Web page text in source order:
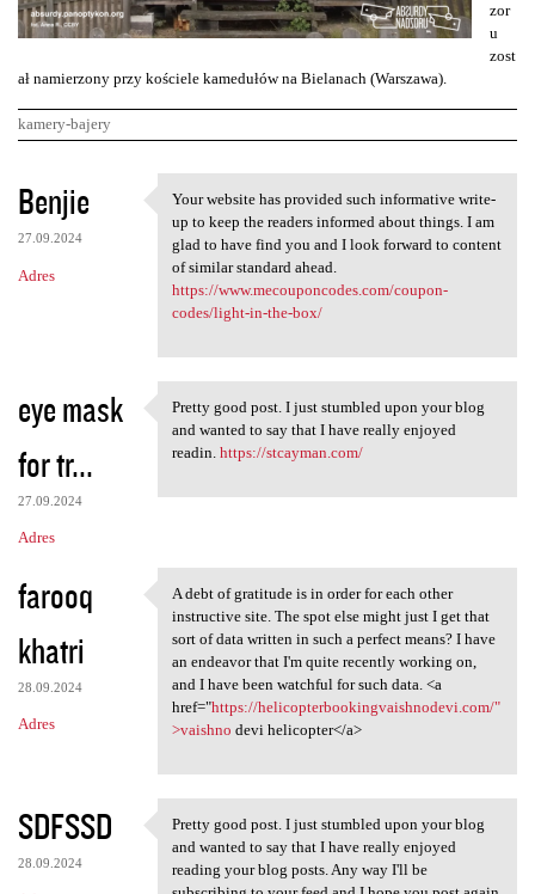
zor
u
zost
ał namierzony przy kościele kamedułów na Bielanach (Warszawa).
kamery-bajery
K
o
m
e
r
z
e
Benjie
27.09.2024
Adres
Your website has provided
Your website has provided such informative write-
up to keep the readers informed about things. I am
glad to have find you and I look forward to content
of similar standard ahead.
https://www.mecouponcodes.com/coupon-
codes/light-in-the-box/
eye mask
for tr...
27.09.2024
Adres
Pretty good post. I just
Pretty good post. I just stumbled upon your blog
and wanted to say that I have really enjoyed
readin. https://stcayman.com/
farooq
khatri
28.09.2024
Adres
A debt of gratitude is in
A debt of gratitude is in order for each other
instructive site. The spot else might just I get that
sort of data written in such a perfect means? I have
an endeavor that I'm quite recently working on,
and I have been watchful for such data. <a
href="https://helicopterbookingvaishnodevi.com/"
>vaishno devi helicopter</a>
SDFSSD
28.09.2024
Pretty good post. I just
Pretty good post. I just stumbled upon your blog
and wanted to say that I have really enjoyed
reading your blog posts. Any way I'll be